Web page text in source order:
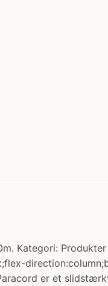
Kategori:
er et